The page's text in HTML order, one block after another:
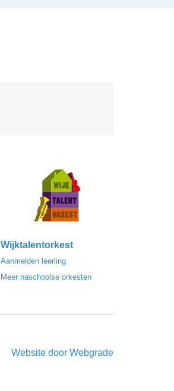
Wijktalentorkest
Aanmelden leerling
Meer naschoolse orkesten
Website door Webgrade